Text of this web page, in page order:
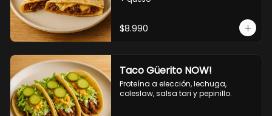
$8.990
Taco Güerito NOW!
Proteína a elección, lechuga,
coleslaw, salsa tari y pepinillo.